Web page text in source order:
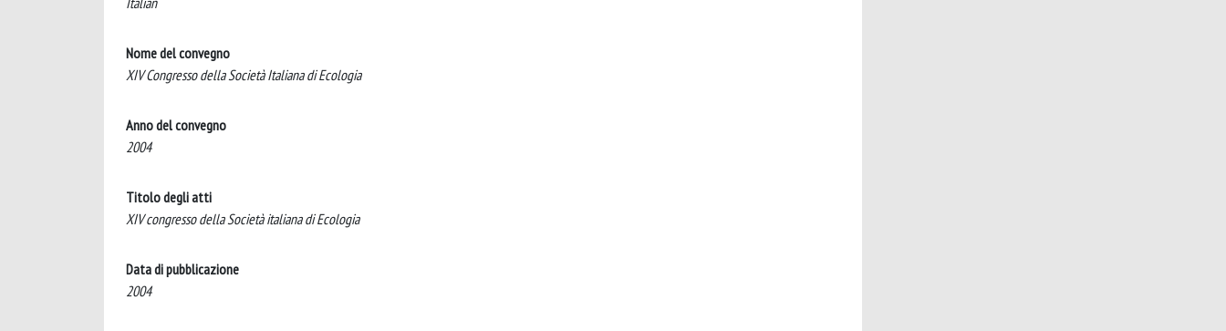
Nome del convegno
XIV Congresso della Società Italiana di Ecologia
Anno del convegno
2004
Titolo degli atti
XIV congresso della Società italiana di Ecologia
Data di pubblicazione
2004